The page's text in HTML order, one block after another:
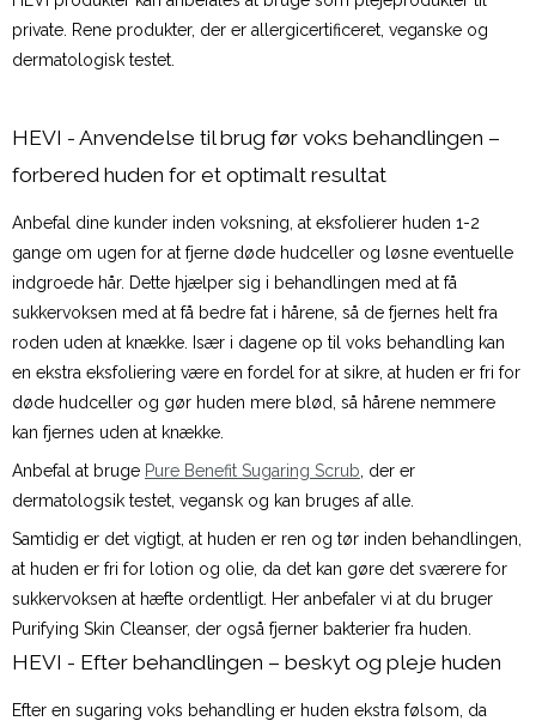
private. Rene produkter, der er allergicertificeret, veganske og
dermatologisk testet.
HEVI - Anvendelse til brug før voks behandlingen –
forbered huden for et optimalt resultat
Anbefal dine kunder inden voksning, at eksfolierer huden 1-2
gange om ugen for at fjerne døde hudceller og løsne eventuelle
indgroede hår. Dette hjælper sig i behandlingen med at få
sukkervoksen med at få bedre fat i hårene, så de fjernes helt fra
roden uden at knække. Især i dagene op til voks behandling kan
en ekstra eksfoliering være en fordel for at sikre, at huden er fri for
døde hudceller og gør huden mere blød, så hårene nemmere
kan fjernes uden at knække.
Anbefal at bruge Pure Benefit Sugaring Scrub , der er
dermatologsik testet, vegansk og kan bruges af alle.
Samtidig er det vigtigt, at huden er ren og tør inden behandlingen,
at huden er fri for lotion og olie, da det kan gøre det sværere for
sukkervoksen at hæfte ordentligt. Her anbefaler vi at du bruger
Purifying Skin Cleanser, der også fjerner bakterier fra huden.
HEVI - Efter behandlingen – beskyt og pleje huden
Efter en sugaring voks behandling er huden ekstra følsom, da